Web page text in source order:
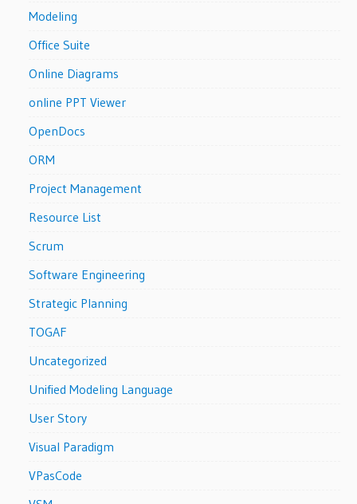
Modeling
Office Suite
Online Diagrams
online PPT Viewer
OpenDocs
ORM
Project Management
Resource List
Scrum
Software Engineering
Strategic Planning
TOGAF
Uncategorized
Unified Modeling Language
User Story
Visual Paradigm
VPasCode